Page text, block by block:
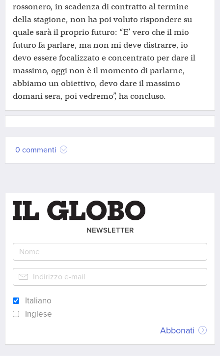
rossonero, in scadenza di contratto al termine
della stagione, non ha poi voluto rispondere su
quale sarà il proprio futuro: “E’ vero che il mio
futuro fa parlare, ma non mi deve distrarre, io
devo essere focalizzato e concentrato per dare il
massimo, oggi non è il momento di parlarne,
abbiamo un obiettivo, devo dare il massimo
domani sera, poi vedremo”, ha concluso.
0 commenti
NEWSLETTER
Italiano
Inglese
Abbonati